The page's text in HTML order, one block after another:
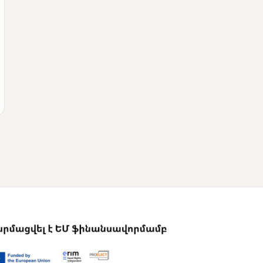
ԿԸՀ-ն հրապարակել է
նախնական տվյալներ՝ ժ․
1։00 դրությամբ